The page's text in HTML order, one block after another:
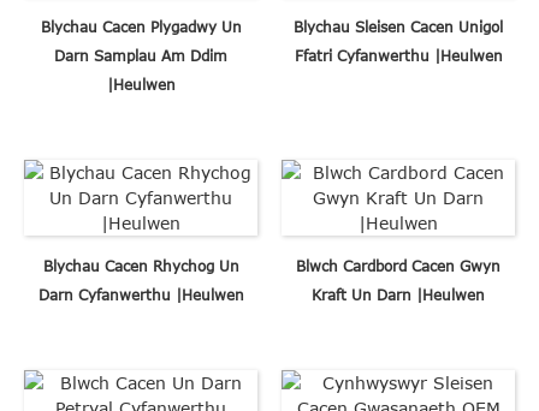
Blychau Cacen Plygadwy Un
Darn Samplau Am Ddim
|Heulwen
Blychau Sleisen Cacen Unigol
Ffatri Cyfanwerthu |Heulwen
Blychau Cacen Rhychog Un
Darn Cyfanwerthu |Heulwen
Blwch Cardbord Cacen Gwyn
Kraft Un Darn |Heulwen